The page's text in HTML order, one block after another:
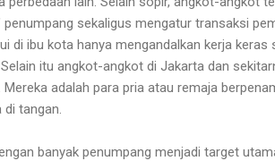
penumpang sekaligus mengatur transaksi
di ibu kota hanya mengandalkan kerja
itu angkot-angkot di Jakarta dan
Mereka adalah para pria atau remaja
tangan.
banyak penumpang menjadi target